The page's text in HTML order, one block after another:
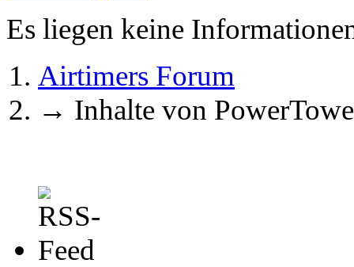
Es liegen keine
Airtimers Forum
→ Inhalte von